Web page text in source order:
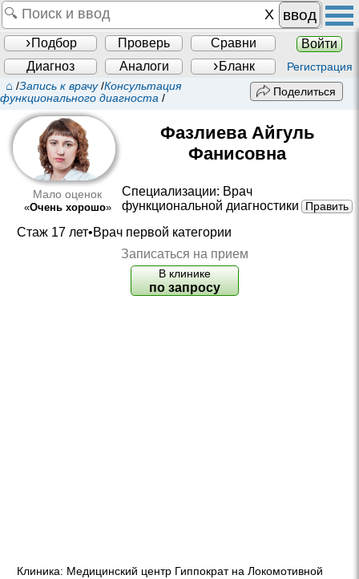
ввод
Подбор Проверь Сравни
Войти
Диагноз
Аналоги Бланк Регистрация
⌂ /Запись к врачу/Консультация
функционального диагноста /
Поделиться
Мало оценок
«Очень хорошо»
Фазлиева Айгуль
Фанисовна
Специализации: Врач
функциональной диагностики
Править
Стаж 17 лет•Врач первой категории
Записаться на прием
В клинике
по запросу
Клиника: Медицинский центр Гиппократ на Локомотивной